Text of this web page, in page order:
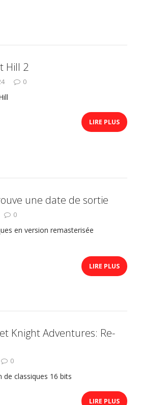
Hill 2
0
LIRE PLUS
une date de sortie
0
en version remasterisée
LIRE PLUS
Knight Adventures: Re-
0
de classiques 16 bits
LIRE PLUS